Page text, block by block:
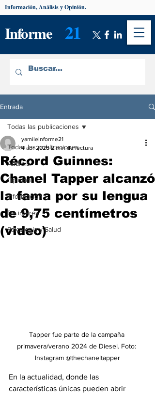
Informe 21
Información, Análisis y Opinión.
Entrada
Todas las publicaciones
Análisis
Opinión
Información
De interés
Psicología y Salud
Todas las publicaciones
Récord Guinnes:
Chanel Tapper alcanzó
la fama por su lengua
de 9,75 centímetros
(video)
yamileinforme21
4 abr 2025 2 min de lectura
Tapper fue parte de la campaña
primavera/verano 2024 de Diesel. Foto:
Instagram @thechaneltapper
En la actualidad, donde las
características únicas pueden abrir